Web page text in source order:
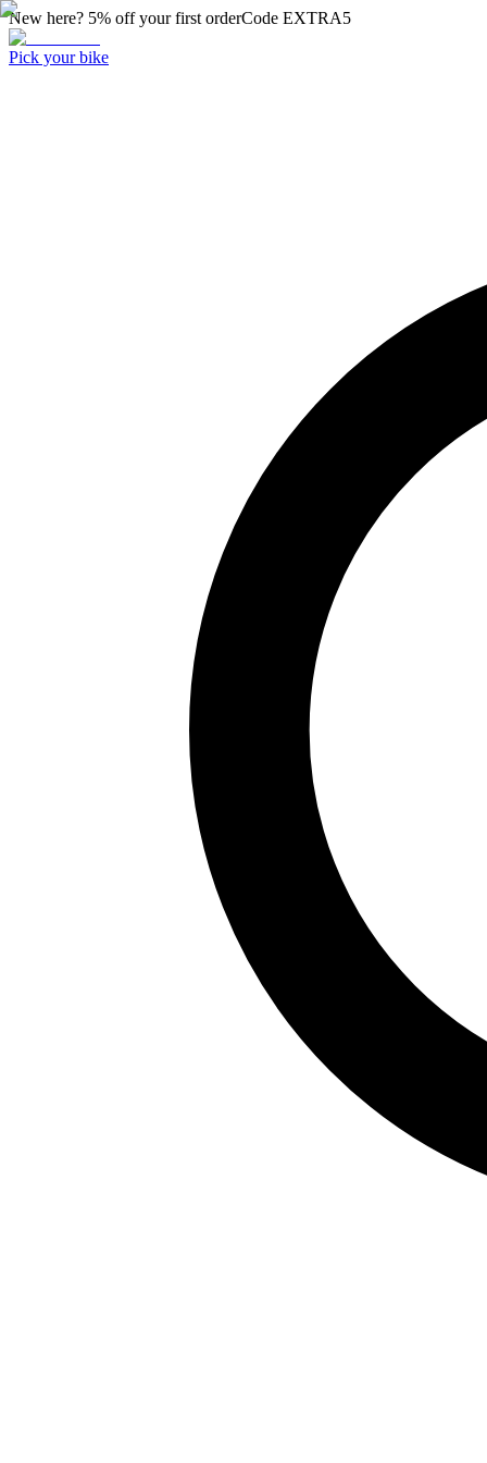
New here? 5% off your first orderCode EXTRA5
Pick your bike